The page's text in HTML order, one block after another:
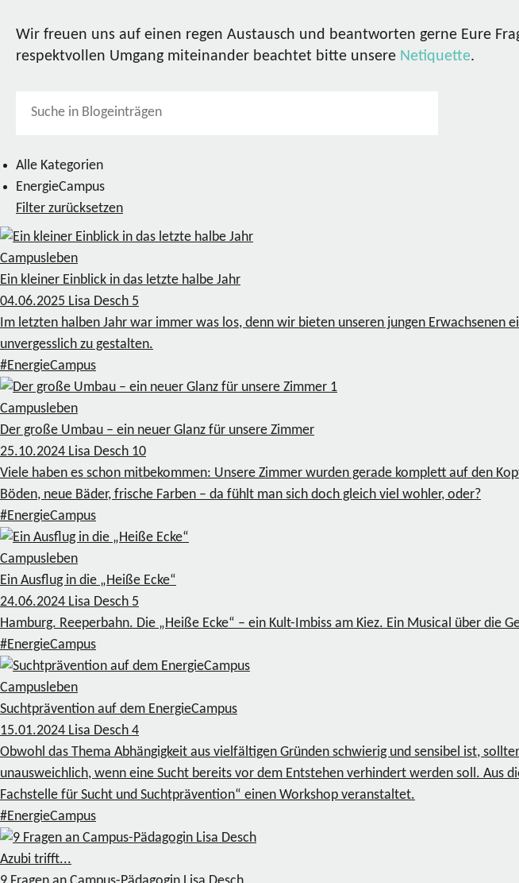
Wir freuen uns auf einen regen Austausch und beantworten gerne Eure
respektvollen Umgang miteinander beachtet bitte unsere Netiquette.
Alle Kategorien
EnergieCampus
Filter zurücksetzen
Campusleben
Ein kleiner Einblick in das letzte halbe Jahr
04.06.2025 Lisa Desch 5
Im letzten halben Jahr war immer was los, denn wir bieten unseren jungen
unvergesslich zu gestalten.
#EnergieCampus
1
Campusleben
Der große Umbau – ein neuer Glanz für unsere Zimmer
25.10.2024 Lisa Desch 10
Viele haben es schon mitbekommen: Unsere Zimmer wurden gerade komplett auf den
Böden, neue Bäder, frische Farben – da fühlt man sich doch gleich viel wohler, oder?
#EnergieCampus
Campusleben
Ein Ausflug in die „Heiße Ecke“
24.06.2024 Lisa Desch 5
Hamburg. Reeperbahn. Die „Heiße Ecke“ – ein Kult-Imbiss am Kiez. Ein Musical über die
#EnergieCampus
Campusleben
Suchtprävention auf dem EnergieCampus
15.01.2024 Lisa Desch 4
Obwohl das Thema Abhängigkeit aus vielfältigen Gründen schwierig und sensibel ist,
unausweichlich, wenn eine Sucht bereits vor dem Entstehen verhindert werden soll. Aus
Fachstelle für Sucht und Suchtprävention“ einen Workshop veranstaltet.
#EnergieCampus
Azubi trifft...